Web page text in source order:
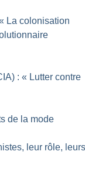
La colonisation
: « Lutter contre
de la mode
leur rôle,